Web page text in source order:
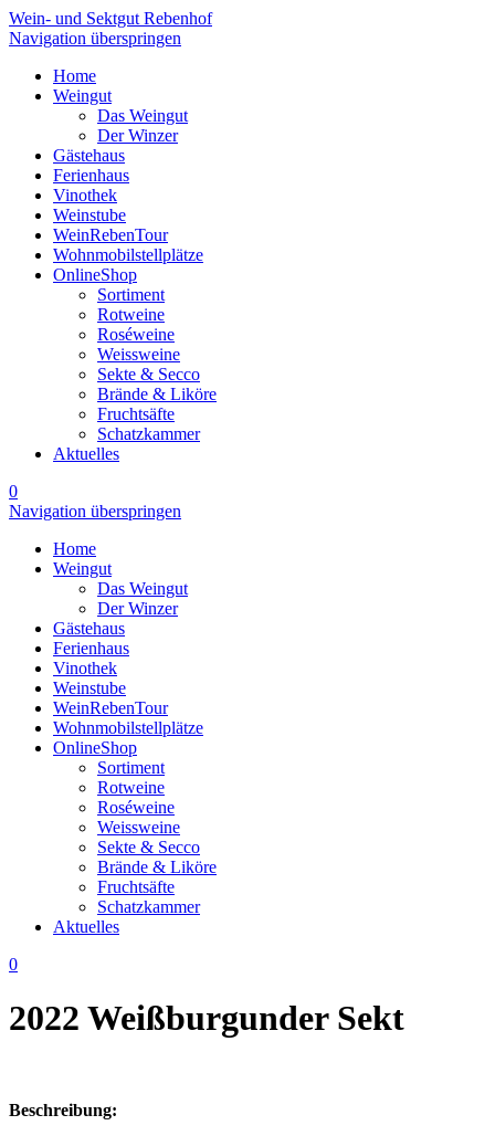
Wein- und Sektgut Rebenhof
Navigation überspringen
Home
Weingut
Das Weingut
Der Winzer
Gästehaus
Ferienhaus
Vinothek
Weinstube
WeinRebenTour
Wohnmobilstellplätze
OnlineShop
Sortiment
Rotweine
Roséweine
Weissweine
Sekte & Secco
Brände & Liköre
Fruchtsäfte
Schatzkammer
Aktuelles
0
Navigation überspringen
Home
Weingut
Das Weingut
Der Winzer
Gästehaus
Ferienhaus
Vinothek
Weinstube
WeinRebenTour
Wohnmobilstellplätze
OnlineShop
Sortiment
Rotweine
Roséweine
Weissweine
Sekte & Secco
Brände & Liköre
Fruchtsäfte
Schatzkammer
Aktuelles
0
2022 Weißburgunder Sekt
Beschreibung: